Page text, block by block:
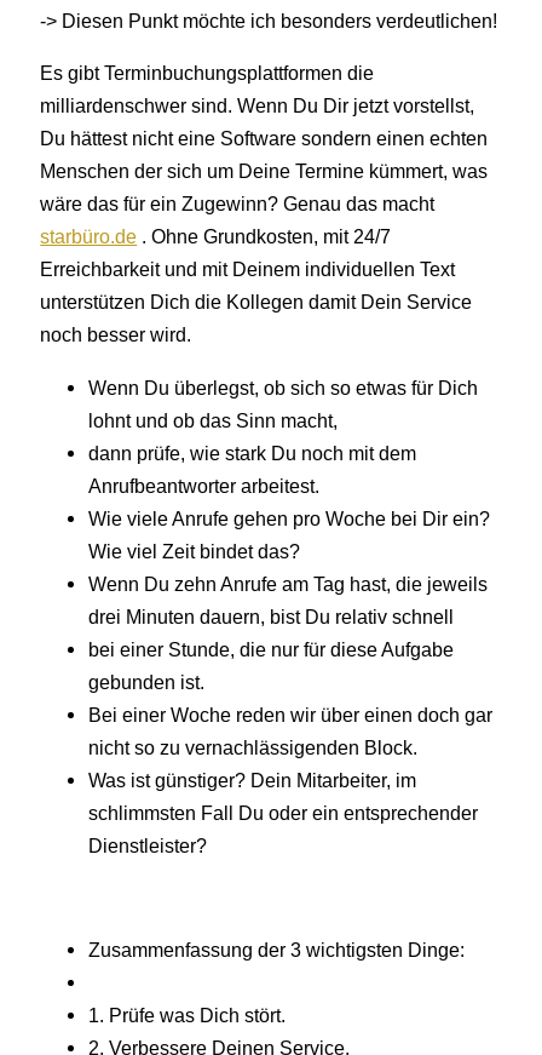
-> Diesen Punkt möchte ich besonders verdeutlichen!
Es gibt Terminbuchungsplattformen die
milliardenschwer sind. Wenn Du Dir jetzt vorstellst,
Du hättest nicht eine Software sondern einen echten
Menschen der sich um Deine Termine kümmert, was
wäre das für ein Zugewinn? Genau das macht
starbüro.de . Ohne Grundkosten, mit 24/7
Erreichbarkeit und mit Deinem individuellen Text
unterstützen Dich die Kollegen damit Dein Service
noch besser wird.
Wenn Du überlegst, ob sich so etwas für Dich
lohnt und ob das Sinn macht,
dann prüfe, wie stark Du noch mit dem
Anrufbeantworter arbeitest.
Wie viele Anrufe gehen pro Woche bei Dir ein?
Wie viel Zeit bindet das?
Wenn Du zehn Anrufe am Tag hast, die jeweils
drei Minuten dauern, bist Du relativ schnell
bei einer Stunde, die nur für diese Aufgabe
gebunden ist.
Bei einer Woche reden wir über einen doch gar
nicht so zu vernachlässigenden Block.
Was ist günstiger? Dein Mitarbeiter, im
schlimmsten Fall Du oder ein entsprechender
Dienstleister?
Zusammenfassung der 3 wichtigsten Dinge:
1. Prüfe was Dich stört.
2. Verbessere Deinen Service.